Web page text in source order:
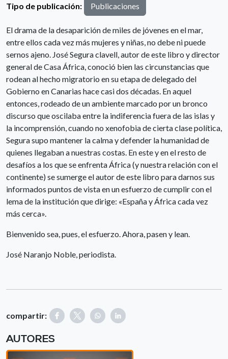
Tipo de publicación: Publicaciones
El drama de la desaparición de miles de jóvenes en el mar,
entre ellos cada vez más mujeres y niñas, no debe ni puede
sernos ajeno. José Segura clavell, autor de este libro y director
general de Casa África, conoció bien las circunstancias que
rodean al hecho migratorio en su etapa de delegado del
Gobierno en Canarias hace casi dos décadas. En aquel
entonces, rodeado de un ambiente marcado por un bronco
discurso que oscilaba entre la indiferencia fuera de las islas y
la incomprensión, cuando no xenofobia de cierta clase política,
Segura supo mantener la calma y defender la humanidad de
quienes llegaban a nuestras costas. En este y en el resto de
desafíos a los que se enfrenta África (y nuestra relación con el
continente) se sumerge el autor de este libro para darnos sus
informados puntos de vista en un esfuerzo de cumplir con el
lema de la institución que dirige: «España y África cada vez
más cerca».
Bienvenido sea, pues, el esfuerzo. Ahora, pasen y lean.
José Naranjo Noble, periodista.
compartir:
AUTORES